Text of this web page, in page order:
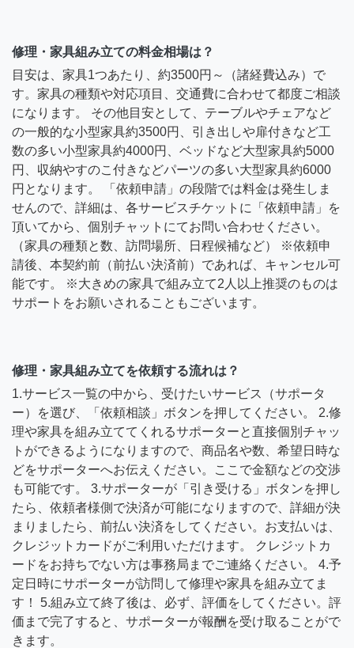
修理・家具組み立ての料金相場は？
目安は、家具1つあたり、約3500円～（諸経費込み）で
す。家具の種類や対応項目、交通費に合わせて都度ご相談
になります。 その他目安として、テーブルやチェアなど
の一般的な小型家具約3500円、引き出しや扉付きなど工
数の多い小型家具約4000円、ベッドなど大型家具約5000
円、収納やすのこ付きなどパーツの多い大型家具約6000
円となります。 「依頼申請」の段階では料金は発生しま
せんので、詳細は、各サービスチケットに「依頼申請」を
頂いてから、個別チャットにてお問い合わせください。
（家具の種類と数、訪問場所、日程候補など） ※依頼申
請後、本契約前（前払い決済前）であれば、キャンセル可
能です。 ※大きめの家具で組み立て2人以上推奨のものは
サポートをお願いされることもございます。
修理・家具組み立てを依頼する流れは？
1.サービス一覧の中から、受けたいサービス（サポータ
ー）を選び、「依頼相談」ボタンを押してください。 2.修
理や家具を組み立ててくれるサポーターと直接個別チャッ
トができるようになりますので、商品名や数、希望日時な
どをサポーターへお伝えください。ここで金額などの交渉
も可能です。 3.サポーターが「引き受ける」ボタンを押し
たら、依頼者様側で決済が可能になりますので、詳細が決
まりましたら、前払い決済をしてください。お支払いは、
クレジットカードがご利用いただけます。 クレジットカ
ードをお持ちでない方は事務局までご連絡ください。 4.予
定日時にサポーターが訪問して修理や家具を組み立てま
す！ 5.組み立て終了後は、必ず、評価をしてください。評
価まで完了すると、サポーターが報酬を受け取ることがで
きます。